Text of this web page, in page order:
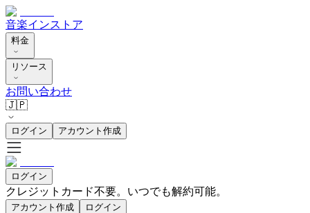
音楽インストア
料金
リソース
お問い合わせ
🇯🇵
ログイン アカウント作成
ログイン
クレジットカード不要。いつでも解約可能。
アカウント作成 ログイン